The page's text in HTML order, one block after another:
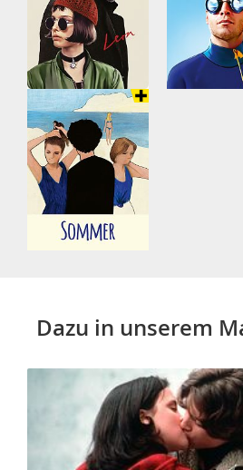
Dazu in unserem